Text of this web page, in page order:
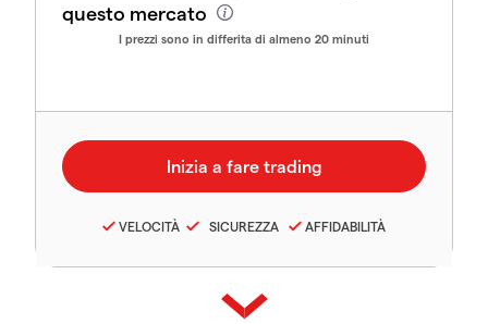
questo mercato
I prezzi sono in differita di almeno 20 minuti
VELOCITÀ SICUREZZA AFFIDABILITÀ